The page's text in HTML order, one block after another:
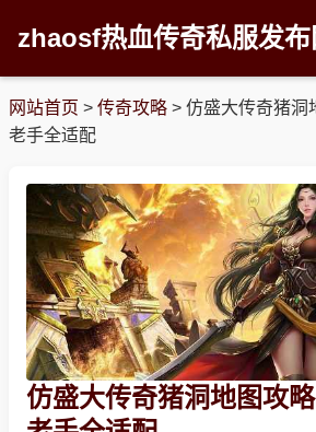
zhaosf热血传奇私服发布
网站首页 > 传奇攻略 > 仿盛大传奇猪洞
老手全适配
仿盛大传奇猪洞地图攻